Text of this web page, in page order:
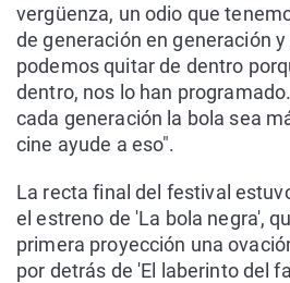
vergüenza, un odio que
de generación en generación
podemos quitar de dentro
dentro, nos lo han
cada generación la bola sea
cine ayude a eso".
La recta final del festival
el estreno de 'La bola negra',
primera proyección una
por detrás de 'El laberinto del